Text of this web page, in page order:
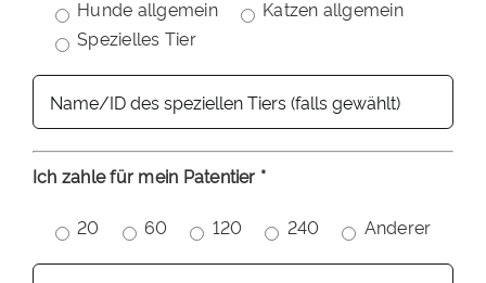
Hunde allgemein
Katzen allgemein
Spezielles Tier
Ich zahle für mein Patentier *
20 60 120 240 Anderer